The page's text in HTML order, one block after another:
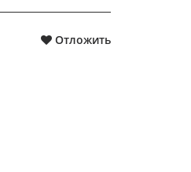
Отложить